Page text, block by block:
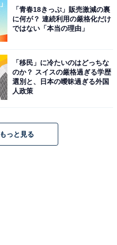
「青春18きっぷ」販売激減の裏
に何が？ 連続利用の厳格化だけ
ではない「本当の理由」
「移民」に冷たいのはどっちな
のか？ スイスの厳格過ぎる学歴
選別と、日本の曖昧過ぎる外国
人政策
っと見る